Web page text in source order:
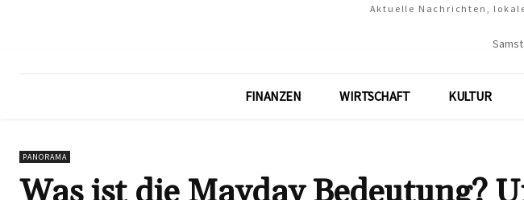
Aktuelle Nachrichten,
FINANZEN WIRTSCHAFT KULTUR
PANORAMA